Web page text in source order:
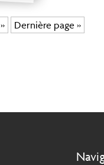
» Dernière page »